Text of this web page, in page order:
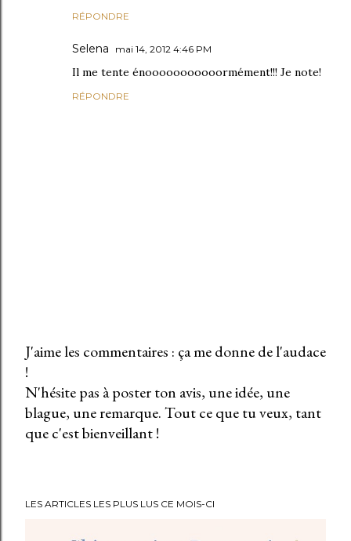
RÉPONDRE
Selena mai 14, 2012 4:46 PM
Il me tente énooooooooooormément!!! Je note!
RÉPONDRE
E
n
r
e
J'aime les commentaires : ça me donne de l'audace
!
N'hésite pas à poster ton avis, une idée, une
blague, une remarque. Tout ce que tu veux, tant
que c'est bienveillant !
LES ARTICLES LES PLUS LUS CE MOIS-CI